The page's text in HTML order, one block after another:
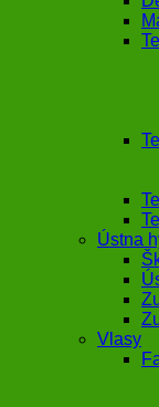
Ústna
Vlasy